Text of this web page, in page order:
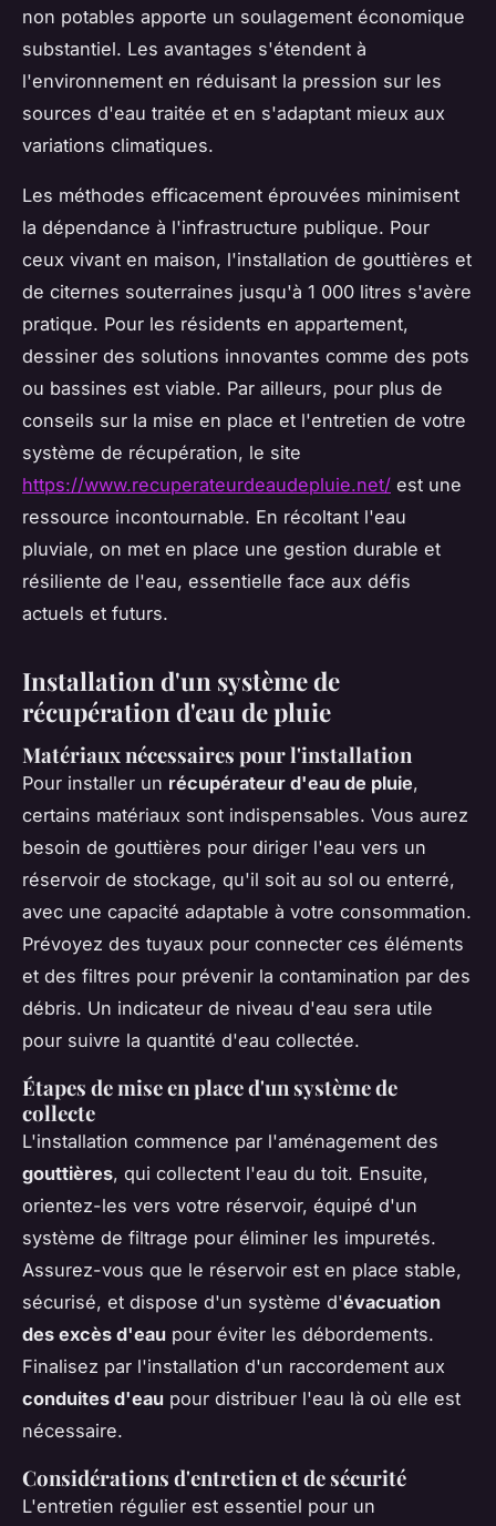
non potables apporte un soulagement économique
substantiel. Les avantages s'étendent à
l'environnement en réduisant la pression sur les
sources d'eau traitée et en s'adaptant mieux aux
variations climatiques.
Les méthodes efficacement éprouvées minimisent
la dépendance à l'infrastructure publique. Pour
ceux vivant en maison, l'installation de gouttières et
de citernes souterraines jusqu'à 1 000 litres s'avère
pratique. Pour les résidents en appartement,
dessiner des solutions innovantes comme des pots
ou bassines est viable. Par ailleurs, pour plus de
conseils sur la mise en place et l'entretien de votre
système de récupération, le site
https://www.recuperateurdeaudepluie.net/ est une
ressource incontournable. En récoltant l'eau
pluviale, on met en place une gestion durable et
résiliente de l'eau, essentielle face aux défis
actuels et futurs.
Installation d'un système de
récupération d'eau de pluie
Matériaux nécessaires pour l'installation
Pour installer un récupérateur d'eau de pluie,
certains matériaux sont indispensables. Vous aurez
besoin de gouttières pour diriger l'eau vers un
réservoir de stockage, qu'il soit au sol ou enterré,
avec une capacité adaptable à votre consommation.
Prévoyez des tuyaux pour connecter ces éléments
et des filtres pour prévenir la contamination par des
débris. Un indicateur de niveau d'eau sera utile
pour suivre la quantité d'eau collectée.
Étapes de mise en place d'un système de
collecte
L'installation commence par l'aménagement des
gouttières, qui collectent l'eau du toit. Ensuite,
orientez-les vers votre réservoir, équipé d'un
système de filtrage pour éliminer les impuretés.
Assurez-vous que le réservoir est en place stable,
sécurisé, et dispose d'un système d'évacuation
des excès d'eau pour éviter les débordements.
Finalisez par l'installation d'un raccordement aux
conduites d'eau pour distribuer l'eau là où elle est
nécessaire.
Considérations d'entretien et de sécurité
L'entretien régulier est essentiel pour un